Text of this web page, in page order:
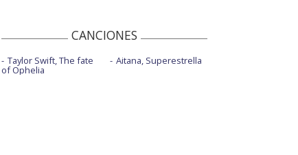
CANCIONES
Taylor Swift, The fate
of Ophelia
Aitana, Superestrella